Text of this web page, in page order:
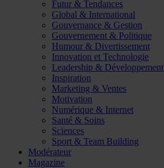
Futur & Tendances
Global & International
Gouvernance & Gestion
Gouvernement & Politique
Humour & Divertissement
Innovation et Technologie
Leadership & Développement
Inspiration
Marketing & Ventes
Motivation
Numérique & Internet
Santé & Soins
Sciences
Sport & Team Building
Modérateur
Magazine